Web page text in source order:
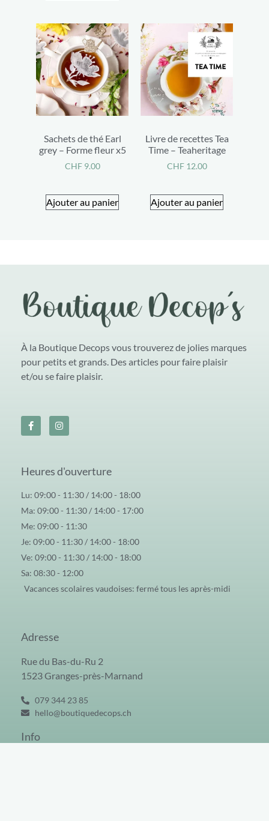
Sachets de thé Earl
grey – Forme fleur x5
CHF9.00
Ajouter au panier
Livre de recettes Tea
Time – Teaheritage
CHF12.00
Ajouter au panier
À la Boutique Decops vous trouverez de jolies marques
pour petits et grands. Des articles pour faire plaisir
et/ou se faire plaisir.
Heures d'ouverture
Lu: 09:00 - 11:30 / 14:00 - 18:00
Ma: 09:00 - 11:30 / 14:00 - 17:00
Me: 09:00 - 11:30
Je: 09:00 - 11:30 / 14:00 - 18:00
Ve: 09:00 - 11:30 / 14:00 - 18:00
Sa: 08:30 - 12:00
Vacances scolaires vaudoises: fermé tous les après-midi
Adresse
Rue du Bas-du-Ru 2
1523 Granges-près-Marnand
079 344 23 85
hello@boutiquedecops.ch
Info